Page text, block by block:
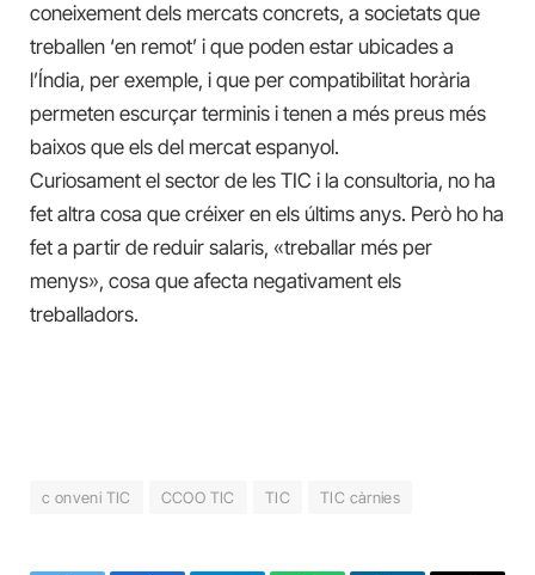
coneixement dels mercats concrets, a societats que
treballen ‘en remot’ i que poden estar ubicades a
l’Índia, per exemple, i que per compatibilitat horària
permeten escurçar terminis i tenen a més preus més
baixos que els del mercat espanyol.
Curiosament el sector de les TIC i la consultoria, no ha
fet altra cosa que créixer en els últims anys. Però ho ha
fet a partir de reduir salaris, «treballar més per
menys», cosa que afecta negativament els
treballadors.
c onveni TIC CCOO TIC TIC TIC càrnies